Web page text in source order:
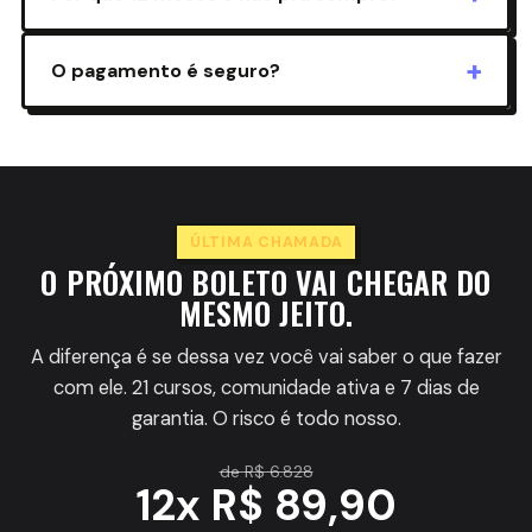
quando você não decide sozinho.
São 12 meses de acesso a tudo, tempo de sobra
pra aplicar e transformar. E você testa 7 dias sem
risco.
O pagamento é seguro? +
100%. Checkout da Hotmart, com criptografia e as
ÚLTIMA CHAMADA
O PRÓXIMO BOLETO VAI CHEGAR DO
MESMO JEITO.
A diferença é se dessa vez você vai saber o que fazer
com ele. 21 cursos, comunidade ativa e 7 dias de
garantia. O risco é todo nosso.
de R$ 6.828
12x R$ 89,90